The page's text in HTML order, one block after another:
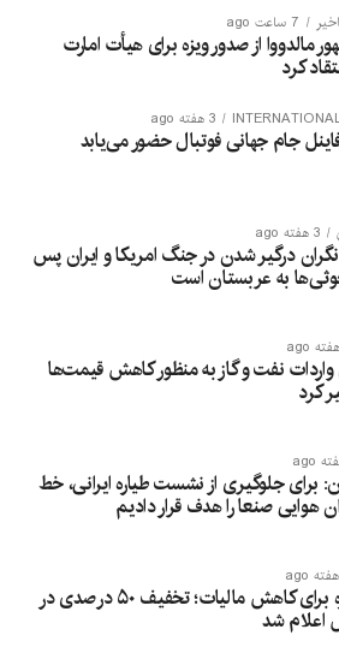
7 ساعت ago
مالدووا از صدور ویزه برای هیأت امارت
کرد
3 هفته ago
جام جهانی فوتبال حضور می‌یابد
3 هفته ago
درگیر شدن در جنگ امریکا و ایران پس
به عربستان است
واردات نفت و گاز به منظور کاهش قیمت‌ها
کرد
برای جلوگیری از نشست طیاره ایرانی، خط
هوایی صنعا را هدف قرار دادیم
فرمان تازه برای کاهش مالیات؛ تخفیف ۵۰ درصدی در
اعلام شد